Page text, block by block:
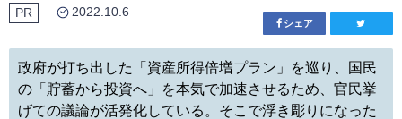
PR 2022.10.6
シェア
政府が打ち出した「資産所得倍増プラン」を巡り、国民
の「貯蓄から投資へ」を本気で加速させるため、官民挙
げての議論が活発化している。そこで浮き彫りになった